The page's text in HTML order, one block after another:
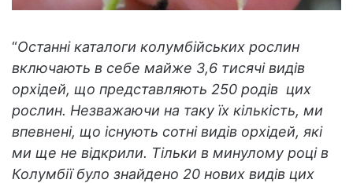
“Останні каталоги колумбійських рослин
включають в себе майже 3,6 тисячі видів
орхідей, що представляють 250 родів цих
рослин. Незважаючи на таку їх кількість, ми
впевнені, що існують сотні видів орхідей, які
ми ще не відкрили. Тільки в минулому році в
Колумбії було знайдено 20 нових видів цих